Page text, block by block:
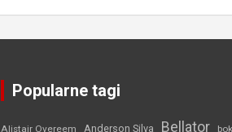
Popularne tagi
Alistair Overeem Anderson Silva Bellator